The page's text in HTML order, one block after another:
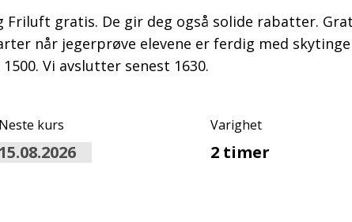
Friluft gratis. De gir deg også solide rabatter.
når jegerprøve elevene er ferdig med
1500. Vi avslutter senest 1630.
Neste kurs Varighet
2 timer